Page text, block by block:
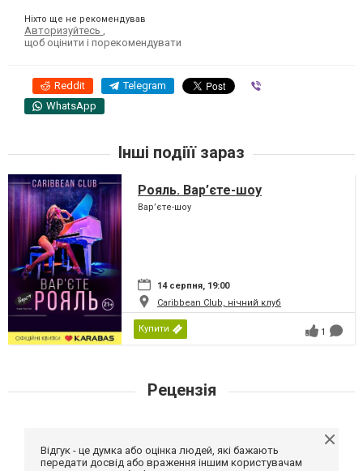
Ніхто ще не рекомендував
Авторизуйтесь ,
щоб оцінити і порекомендувати
Reddit Telegram
WhatsApp
Інші подіїї зараз
Рояль. Вар’єте-шоу
Вар’єте-шоу
14 серпня, 19:00
Caribbean Club, нічний клуб
Купити 1
Рецензія
Відгук - це думка або оцінка людей, які бажають
передати досвід або враження іншим користувачам